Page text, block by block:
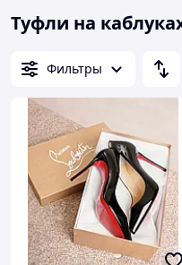
Туфли на
Фильтры